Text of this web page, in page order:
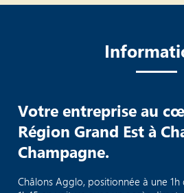
Votre entreprise au
Région Grand Est à
Champagne.
Châlons Agglo, positionnée à une 1h